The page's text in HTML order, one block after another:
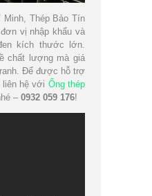
Minh, Thép Bảo Tín
vị nhập khẩu và
kích thước lớn.
chất lượng mà giá
Để được hỗ trợ
hệ với Ống thép
–0932 059 176!